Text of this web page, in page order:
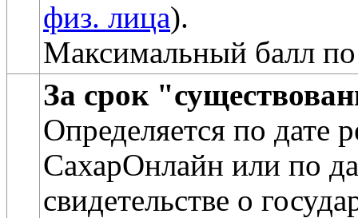
физ. лица).
Максимальный балл
За срок
Определяется по дате
СахарОнлайн или по
свидетельстве о